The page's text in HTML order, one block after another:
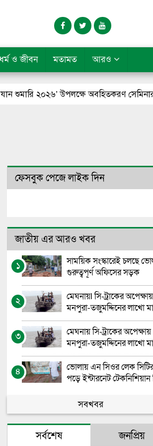
ধর্ম ও জীবন মতামত আরও
২০২৬’ উপলক্ষে অবহিতকরণ সেমিনার
ফেসবুক পেজে লাইক দিন
জাতীয় এর আরও খবর
১
সাময়িক সংস্কারেই চলছে
গুরুত্বপূর্ণ অফিসের সড়ক
২
মেঘনায়l সি-ট্রাকের অপেক্ষায়
মনপুরা-তজুমদ্দিনের লাখো
৩
মেঘনায় সি-ট্রাকের অপেক্ষায়
মনপুরা-তজুমদ্দিনের লাখো
৪
ভোলায় এন সিওর লেক
পড়ে ইন্টারনেট
ভোলা সরকারি মহিলা কলেজের
এইচএসসি বাংলা পরীক্ষা
বিভ্রান্তির অবসান
গণতন্ত্রের পথচলায় নীরব
সবখবর
সর্বশেষ জনপ্রিয়